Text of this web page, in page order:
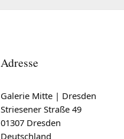
Adresse
Galerie Mitte | Dresden
Striesener Straße 49
01307 Dresden
Deutschland